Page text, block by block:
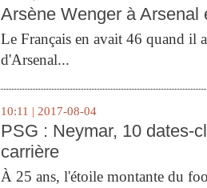
Arsène Wenger à Arsenal
Le Français en avait 46 quand il
d'Arsenal...
10:11 | 2017-08-04
PSG : Neymar, 10 dates-
carrière
À 25 ans, l'étoile montante du